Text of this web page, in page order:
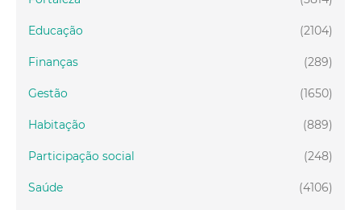
(2104)
Educação
(289)
Finanças
(1650)
Gestão
(889)
Habitação
(248)
Participação social
(4106)
Saúde